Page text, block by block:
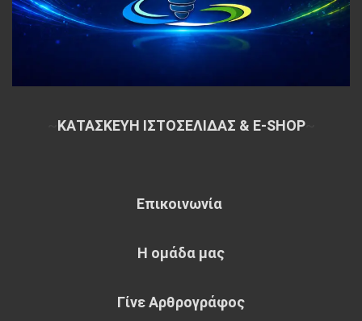
ΚΑΤΑΣΚΕΥΗ ΙΣΤΟΣΕΛΙΔΑΣ & E-SHOP~
Επικοινωνία
Η ομάδα μας
Γίνε Αρθρογράφος